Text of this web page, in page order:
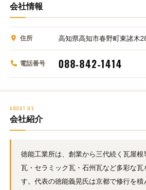
会社情報
住所 高知県高知市春野町東諸木
電話番号 088‑842‑1414
ABOUT US
会社紹介
徳能工業所は、創業から三代続く瓦屋根
瓦・セラミック瓦・石州瓦など多彩な瓦
す。代表の徳能義晃氏は京都で修行を積